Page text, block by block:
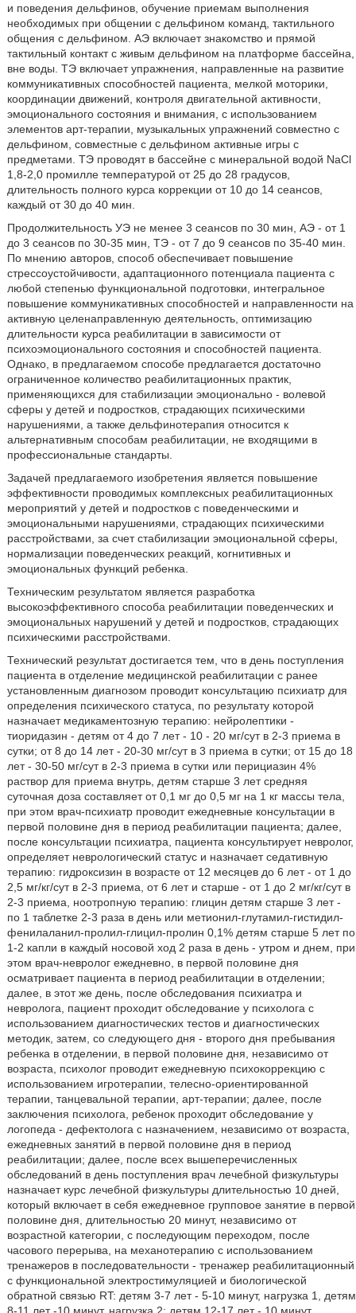
и поведения дельфинов, обучение приемам выполнения
необходимых при общении с дельфином команд, тактильного
общения с дельфином. АЭ включает знакомство и прямой
тактильный контакт с живым дельфином на платформе бассейна,
вне воды. ТЭ включает упражнения, направленные на развитие
коммуникативных способностей пациента, мелкой моторики,
координации движений, контроля двигательной активности,
эмоционального состояния и внимания, с использованием
элементов арт-терапии, музыкальных упражнений совместно с
дельфином, совместные с дельфином активные игры с
предметами. ТЭ проводят в бассейне с минеральной водой NaCl
1,8-2,0 промилле температурой от 25 до 28 градусов,
длительность полного курса коррекции от 10 до 14 сеансов,
каждый от 30 до 40 мин.
Продолжительность УЭ не менее 3 сеансов по 30 мин, АЭ - от 1
до 3 сеансов по 30-35 мин, ТЭ - от 7 до 9 сеансов по 35-40 мин.
По мнению авторов, способ обеспечивает повышение
стрессоустойчивости, адаптационного потенциала пациента с
любой степенью функциональной подготовки, интегральное
повышение коммуникативных способностей и направленности на
активную целенаправленную деятельность, оптимизацию
длительности курса реабилитации в зависимости от
психоэмоционального состояния и способностей пациента.
Однако, в предлагаемом способе предлагается достаточно
ограниченное количество реабилитационных практик,
применяющихся для стабилизации эмоционально - волевой
сферы у детей и подростков, страдающих психическими
нарушениями, а также дельфинотерапия относится к
альтернативным способам реабилитации, не входящими в
профессиональные стандарты.
Задачей предлагаемого изобретения является повышение
эффективности проводимых комплексных реабилитационных
мероприятий у детей и подростков с поведенческими и
эмоциональными нарушениями, страдающих психическими
расстройствами, за счет стабилизации эмоциональной сферы,
нормализации поведенческих реакций, когнитивных и
эмоциональных функций ребенка.
Техническим результатом является разработка
высокоэффективного способа реабилитации поведенческих и
эмоциональных нарушений у детей и подростков, страдающих
психическими расстройствами.
Технический результат достигается тем, что в день поступления
пациента в отделение медицинской реабилитации с ранее
установленным диагнозом проводит консультацию психиатр для
определения психического статуса, по результату которой
назначает медикаментозную терапию: нейролептики -
тиоридазин - детям от 4 до 7 лет - 10 - 20 мг/сут в 2-3 приема в
сутки; от 8 до 14 лет - 20-30 мг/сут в 3 приема в сутки; от 15 до 18
лет - 30-50 мг/сут в 2-3 приема в сутки или перициазин 4%
раствор для приема внутрь, детям старше 3 лет средняя
суточная доза составляет от 0,1 мг до 0,5 мг на 1 кг массы тела,
при этом врач-психиатр проводит ежедневные консультации в
первой половине дня в период реабилитации пациента; далее,
после консультации психиатра, пациента консультирует невролог,
определяет неврологический статус и назначает седативную
терапию: гидроксизин в возрасте от 12 месяцев до 6 лет - от 1 до
2,5 мг/кг/сут в 2-3 приема, от 6 лет и старше - от 1 до 2 мг/кг/сут в
2-3 приема, ноотропную терапию: глицин детям старше 3 лет -
по 1 таблетке 2-3 раза в день или метионил-глутамил-гистидил-
фенилаланил-пролил-глицил-пролин 0,1% детям старше 5 лет по
1-2 капли в каждый носовой ход 2 раза в день - утром и днем, при
этом врач-невролог ежедневно, в первой половине дня
осматривает пациента в период реабилитации в отделении;
далее, в этот же день, после обследования психиатра и
невролога, пациент проходит обследование у психолога с
использованием диагностических тестов и диагностических
методик, затем, со следующего дня - второго дня пребывания
ребенка в отделении, в первой половине дня, независимо от
возраста, психолог проводит ежедневную психокоррекцию с
использованием игротерапии, телесно-ориентированной
терапии, танцевальной терапии, арт-терапии; далее, после
заключения психолога, ребенок проходит обследование у
логопеда - дефектолога с назначением, независимо от возраста,
ежедневных занятий в первой половине дня в период
реабилитации; далее, после всех вышеперечисленных
обследований в день поступления врач лечебной физкультуры
назначает курс лечебной физкультуры длительностью 10 дней,
который включает в себя ежедневное групповое занятие в первой
половине дня, длительностью 20 минут, независимо от
возрастной категории, с последующим переходом, после
часового перерыва, на механотерапию с использованием
тренажеров в последовательности - тренажер реабилитационный
с функциональной электростимуляцией и биологической
обратной связью RT: детям 3-7 лет - 5-10 минут, нагрузка 1, детям